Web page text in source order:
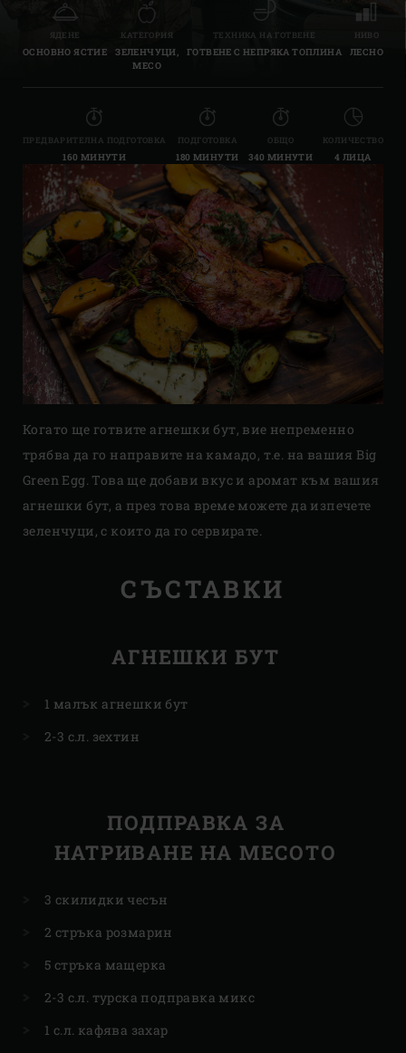
ЯДЕНЕ
ОСНОВНО ЯСТИЕ
КАТЕГОРИЯ
ЗЕЛЕНЧУЦИ,
МЕСО
ТЕХНИКА НА ГОТВЕНЕ
ГОТВЕНЕ С НЕПРЯКА ТОПЛИНА
НИВО
ЛЕСНО
ПРЕДВАРИТЕЛНА ПОДГОТОВКА
160 МИНУТИ
ПОДГОТОВКА
180 МИНУТИ
ОБЩО
340 МИНУТИ
КОЛИЧЕСТВО
4 ЛИЦА
Когато ще готвите агнешки бут, вие непременно
трябва да го направите на камадо, т.е. на вашия Big
Green Egg. Това ще добави вкус и аромат към вашия
агнешки бут, а през това време можете да изпечете
зеленчуци, с които да го сервирате.
СЪСТАВКИ
АГНЕШКИ БУТ
1 малък агнешки бут
2-3 с.л. зехтин
ПОДПРАВКА ЗА
НАТРИВАНЕ НА МЕСОТО
3 скилидки чесън
2 стръка розмарин
5 стръка мащерка
2-3 с.л. турска подправка микс
1 с.л. кафява захар